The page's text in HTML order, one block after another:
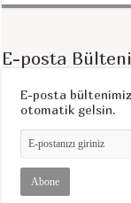
E-posta Bülteni
E-posta
otomatik gelsin.